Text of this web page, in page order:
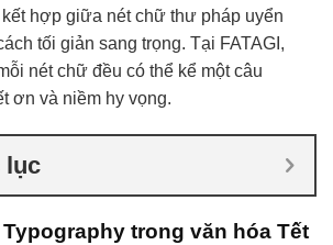
hợp giữa nét chữ thư pháp uyển
tối giản sang trọng. Tại FATAGI,
nét chữ đều có thể kể một câu
ơn và niềm hy vọng.
lục
trong văn hóa Tết